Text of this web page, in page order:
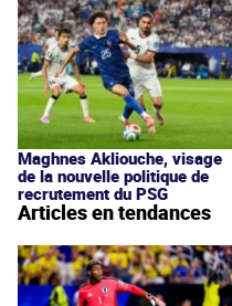
Maghnes Akliouche, visage
de la nouvelle politique de
recrutement du PSG
Articles en tendances